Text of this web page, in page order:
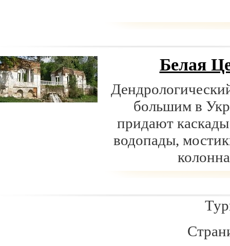
Белая
большим в
придают
водопады,